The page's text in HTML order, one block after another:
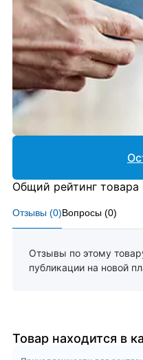
Отзывы (0)Вопросы (0)
Отзывы по этому
публикации на новой
Общий рейтинг товара
Товар находится в